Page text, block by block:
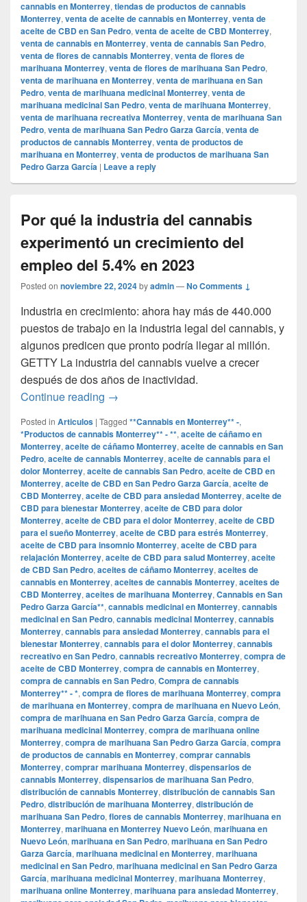
cannabis en Monterrey, tiendas de productos de cannabis
Monterrey, venta de aceite de cannabis en Monterrey, venta de
aceite de CBD en San Pedro, venta de aceite de CBD Monterrey,
venta de cannabis en Monterrey, venta de cannabis San Pedro,
venta de flores de cannabis Monterrey, venta de flores de
marihuana Monterrey, venta de flores de marihuana San Pedro,
venta de marihuana en Monterrey, venta de marihuana en San
Pedro, venta de marihuana medicinal Monterrey, venta de
marihuana medicinal San Pedro, venta de marihuana Monterrey,
venta de marihuana recreativa Monterrey, venta de marihuana San
Pedro, venta de marihuana San Pedro Garza García, venta de
productos de cannabis Monterrey, venta de productos de
marihuana en Monterrey, venta de productos de marihuana San
Pedro Garza García | Leave a reply
Por qué la industria del cannabis
experimentó un crecimiento del
empleo del 5.4% en 2023
Posted on noviembre 22, 2024byadmin—No Comments ↓
Industria en crecimiento: ahora hay más de 440.000
puestos de trabajo en la industria legal del cannabis, y
algunos predicen que pronto podría llegar al millón.
GETTY La industria del cannabis vuelve a crecer
después de dos años de inactividad.
Continue reading Por qué la industria del cannabis
→
Posted in Articulos | Tagged **Cannabis en Monterrey** -,
*Productos de cannabis Monterrey** - **, aceite de cáñamo en
Monterrey, aceite de cáñamo Monterrey, aceite de cannabis en San
Pedro, aceite de cannabis Monterrey, aceite de cannabis para el
dolor Monterrey, aceite de cannabis San Pedro, aceite de CBD en
Monterrey, aceite de CBD en San Pedro Garza García, aceite de
CBD Monterrey, aceite de CBD para ansiedad Monterrey, aceite de
CBD para bienestar Monterrey, aceite de CBD para dolor
Monterrey, aceite de CBD para el dolor Monterrey, aceite de CBD
para el sueño Monterrey, aceite de CBD para estrés Monterrey,
aceite de CBD para insomnio Monterrey, aceite de CBD para
relajación Monterrey, aceite de CBD para salud Monterrey, aceite
de CBD San Pedro, aceites de cáñamo Monterrey, aceites de
cannabis en Monterrey, aceites de cannabis Monterrey, aceites de
CBD Monterrey, aceites de marihuana Monterrey, Cannabis en San
Pedro Garza García**, cannabis medicinal en Monterrey, cannabis
medicinal en San Pedro, cannabis medicinal Monterrey, cannabis
Monterrey, cannabis para ansiedad Monterrey, cannabis para el
bienestar Monterrey, cannabis para el dolor Monterrey, cannabis
recreativo en San Pedro, cannabis recreativo Monterrey, compra de
aceite de CBD Monterrey, compra de cannabis en Monterrey,
compra de cannabis en San Pedro, Compra de cannabis
Monterrey** - *, compra de flores de marihuana Monterrey, compra
de marihuana en Monterrey, compra de marihuana en Nuevo León,
compra de marihuana en San Pedro Garza García, compra de
marihuana medicinal Monterrey, compra de marihuana online
Monterrey, compra de marihuana San Pedro Garza García, compra
de productos de cannabis en Monterrey, comprar cannabis
Monterrey, comprar marihuana Monterrey, dispensarios de
cannabis Monterrey, dispensarios de marihuana San Pedro,
distribución de cannabis Monterrey, distribución de cannabis San
Pedro, distribución de marihuana Monterrey, distribución de
marihuana San Pedro, flores de cannabis Monterrey, marihuana en
Monterrey, marihuana en Monterrey Nuevo León, marihuana en
Nuevo León, marihuana en San Pedro, marihuana en San Pedro
Garza García, marihuana medicinal en Monterrey, marihuana
medicinal en San Pedro, marihuana medicinal en San Pedro Garza
García, marihuana medicinal Monterrey, marihuana Monterrey,
marihuana online Monterrey, marihuana para ansiedad Monterrey,